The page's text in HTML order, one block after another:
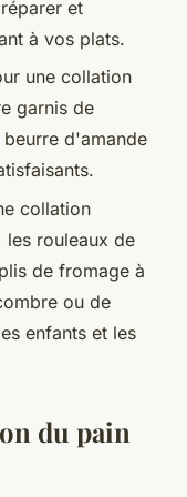
et
à vos plats.
une collation
garnis de
d'amande
collation
les rouleaux de
de fromage à
ou de
enfants et les
du pain